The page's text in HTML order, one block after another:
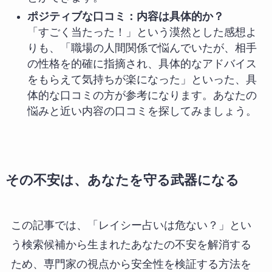
ポジティブな口コミ：内容は具体的か？
「すごく当たった！」という漠然とした感想よ
りも、「職場の人間関係で悩んでいたが、相手
の性格を的確に指摘され、具体的なアドバイス
をもらえて気持ちが楽になった」といった、具
体的な口コミの方が参考になります。あなたの
悩みと近い内容の口コミを探してみましょう。
その不安は、あなたを守る武器になる
この記事では、「レイシー占いは危ない？」とい
う検索候補から生まれたあなたの不安を解消する
ため、専門家の視点から安全性を検証する方法を